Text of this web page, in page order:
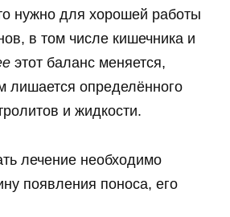
нужно для хорошей работы
в том числе кишечника и
этот баланс меняется,
лишается определённого
и жидкости.
лечение необходимо
появления поноса, его